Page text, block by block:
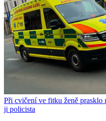
Při cvičení ve fitku ženě prasklo
ji policista